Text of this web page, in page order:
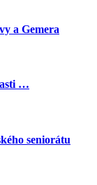
a Gemera
…
seniorátu